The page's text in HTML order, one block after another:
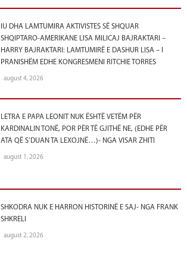
IU DHA LAMTUMIRA AKTIVISTES SË SHQUAR
SHQIPTARO-AMERIKANE LISA MILICAJ BAJRAKTARI –
HARRY BAJRAKTARI: LAMTUMIRË E DASHUR LISA – I
PRANISHËM EDHE KONGRESMENI RITCHIE TORRES
august 4, 2026
LETRA E PAPA LEONIT NUK ËSHTË VETËM PËR
KARDINALIN TONË, POR PËR TË GJITHË NE, (EDHE PËR
ATA QË S’DUAN TA LEXOJNË…)- NGA VISAR ZHITI
august 1, 2026
SHKODRA NUK E HARRON HISTORINË E SAJ- NGA FRANK
SHKRELI
august 2, 2026